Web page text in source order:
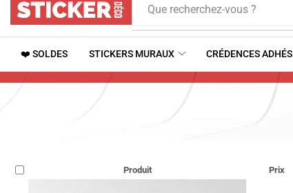
Que recherchez-vous ?
❤️ SOLDES STICKERS MURAUX CRÉDENCES
Produit Prix